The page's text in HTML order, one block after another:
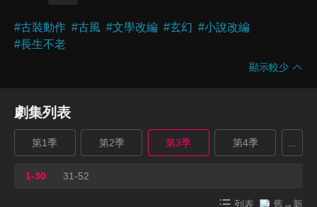
#古裝動作 #古風 #文學改編 #玄幻 #小說改編
#長生不老
顯示較少
劇集列表
第1季 第2季 第3季 第4季
1-30 31-52
列表 舊→新